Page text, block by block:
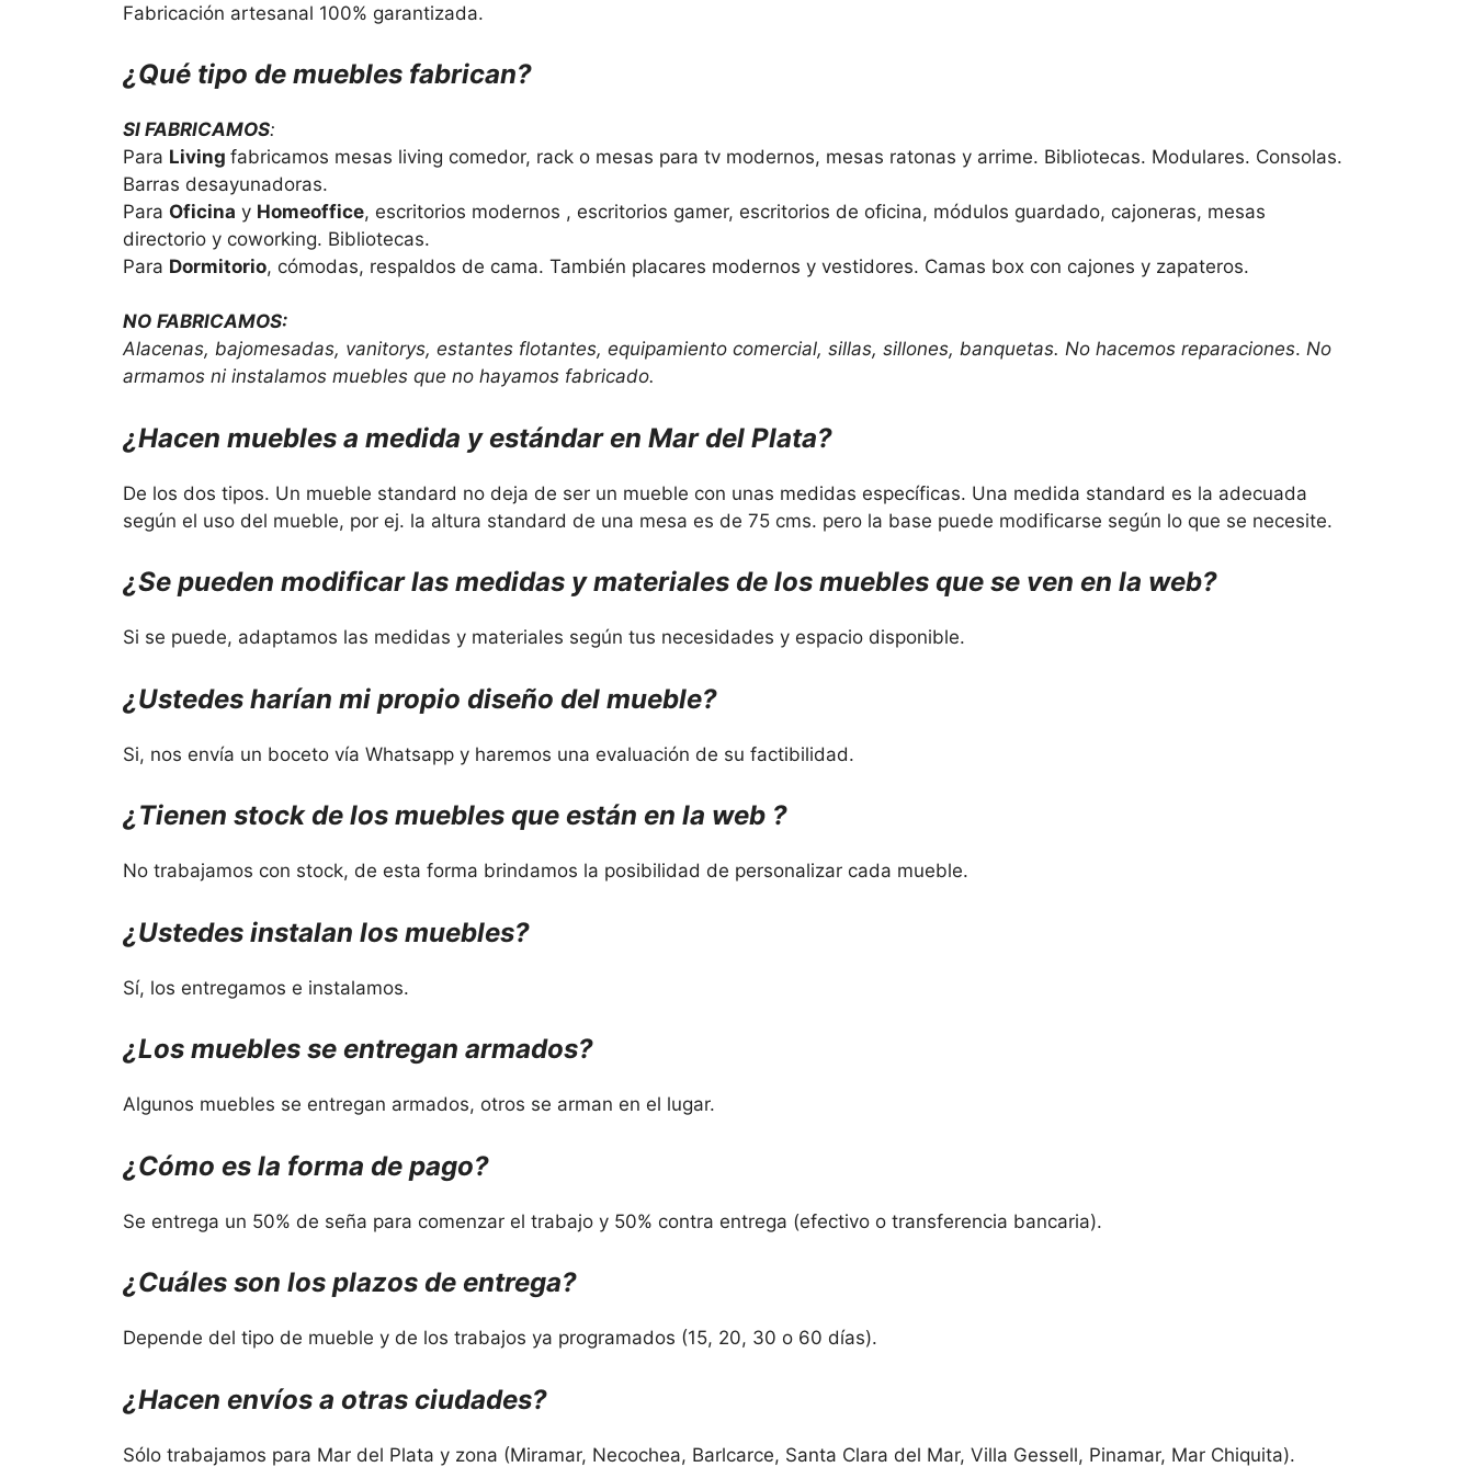
Fabricación artesanal 100% garantizada.
¿Qué tipo de muebles fabrican?
SI FABRICAMOS:
Para Living fabricamos mesas living comedor, rack o mesas para tv modernos, mesas ratonas y arrime. Bibliotecas. Modulares. Consolas.
Barras desayunadoras.
Para Oficina y Homeoffice, escritorios modernos , escritorios gamer, escritorios de oficina, módulos guardado, cajoneras, mesas
directorio y coworking. Bibliotecas.
Para Dormitorio, cómodas, respaldos de cama. También placares modernos y vestidores. Camas box con cajones y zapateros.
NO FABRICAMOS:
Alacenas, bajomesadas, vanitorys, estantes flotantes, equipamiento comercial, sillas, sillones, banquetas. No hacemos reparaciones. No
armamos ni instalamos muebles que no hayamos fabricado.
¿Hacen muebles a medida y estándar en Mar del Plata?
De los dos tipos. Un mueble standard no deja de ser un mueble con unas medidas específicas. Una medida standard es la adecuada
según el uso del mueble, por ej. la altura standard de una mesa es de 75 cms. pero la base puede modificarse según lo que se necesite.
¿Se pueden modificar las medidas y materiales de los muebles que se ven en la web?
Si se puede, adaptamos las medidas y materiales según tus necesidades y espacio disponible.
¿Ustedes harían mi propio diseño del mueble?
Si, nos envía un boceto vía Whatsapp y haremos una evaluación de su factibilidad.
¿Tienen stock de los muebles que están en la web ?
No trabajamos con stock, de esta forma brindamos la posibilidad de personalizar cada mueble.
¿Ustedes instalan los muebles?
Sí, los entregamos e instalamos.
¿Los muebles se entregan armados?
Algunos muebles se entregan armados, otros se arman en el lugar.
¿Cómo es la forma de pago?
Se entrega un 50% de seña para comenzar el trabajo y 50% contra entrega (efectivo o transferencia bancaria).
¿Cuáles son los plazos de entrega?
Depende del tipo de mueble y de los trabajos ya programados (15, 20, 30 o 60 días).
¿Hacen envíos a otras ciudades?
Sólo trabajamos para Mar del Plata y zona (Miramar, Necochea, Barlcarce, Santa Clara del Mar, Villa Gessell, Pinamar, Mar Chiquita).